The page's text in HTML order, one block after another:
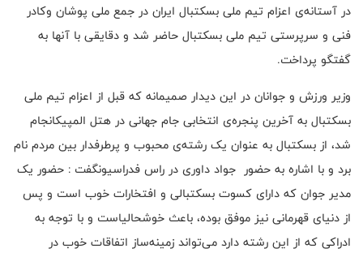
در آستانه‌ی اعزام تیم ملی بسکتبال ایران در جمع ملی پوشان وکادر
فنی و سرپرستی تیم ملی بسکتبال حاضر شد و دقایقی با آنها به
گفتگو پرداخت.
وزیر ورزش و جوانان در این دیدار صمیمانه که قبل از اعزام تیم ملی
بسکتبال به آخرین پنجره‌ی انتخابی جام جهانی در هتل المپیکانجام
شد، از بسکتبال به عنوان یک رشته‌ی محبوب و پرطرفدار بین مردم نام
برد و با اشاره به حضور جواد داوری در راس فدراسیونگفت : حضور یک
مدیر جوان که دارای کسوت بسکتبالی و افتخارات خوب است و پس
از دنیای قهرمانی نیز موفق بوده، باعث خوشحالیاست و با توجه به
ادراکی که از این رشته دارد می‌تواند زمینه‌ساز اتفاقات خوب در